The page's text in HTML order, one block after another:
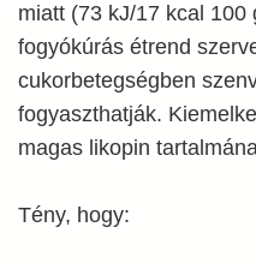
miatt (73 kJ/17 kcal 100
fogyókúrás étrend
cukorbetegségben
fogyaszthatják.
magas likopin
Tény, hogy: